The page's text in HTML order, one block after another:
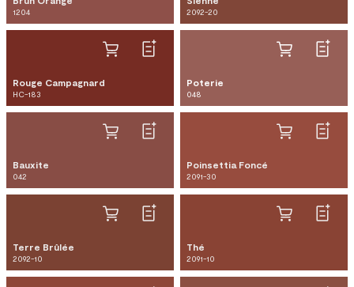
1204 2092-20
Rouge Campagnard
HC-183
Poterie
048
Bauxite
042
Poinsettia Foncé
2091-30
Terre Brûlée
2092-10
Thé
2091-10